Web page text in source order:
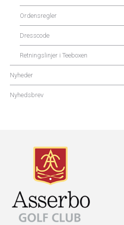
Ordensregler
Dresscode
Retningslinjer i Teeboxen
Nyheder
Nyhedsbrev